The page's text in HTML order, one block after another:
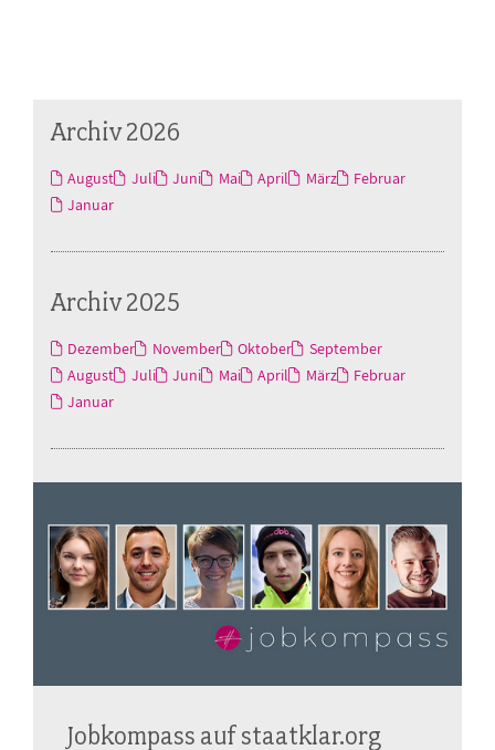
Archiv 2026
August Juli Juni Mai April März
Februar
Januar
Archiv 2025
Dezember November Oktober
September
August
Juli Juni Mai April März
Februar
Januar
Jobkompass auf staatklar.org